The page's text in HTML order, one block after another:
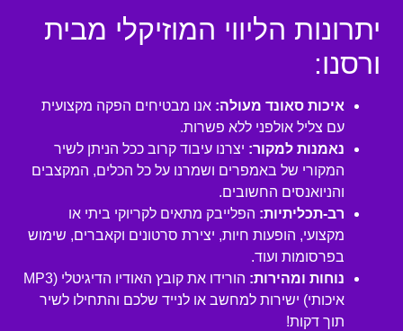
יתרונות הליווי המוזיקלי מבית
ורסנו:
איכות סאונד מעולה: אנו מבטיחים הפקה מקצועית
עם צליל אולפני ללא פשרות.
נאמנות למקור: יצרנו עיבוד קרוב ככל הניתן לשיר
המקורי של באמפרים ושמרנו על כל הכלים, המקצבים
והניואנסים החשובים.
רב-תכליתיות: הפלייבק מתאים לקריוקי ביתי או
מקצועי, הופעות חיות, יצירת סרטונים וקאברים, שימוש
בפרסומות ועוד.
נוחות ומהירות:
הורידו את קובץ האודיו הדיגיטלי (MP3
איכותי) ישירות למחשב או לנייד שלכם והתחילו לשיר
תוך דקות!